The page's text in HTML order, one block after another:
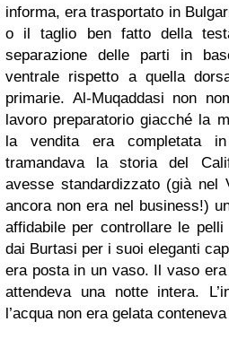
informa, era trasportato in
o il taglio ben fatto della
separazione delle parti in
ventrale rispetto a quella
primarie. Al-Muqaddasi non
lavoro preparatorio giacché la
la vendita era completata
tramandava la storia del
avesse standardizzato (già nel
ancora non era nel business!)
affidabile per controllare le
dai Burtasi per i suoi eleganti
era posta in un vaso. Il vaso
attendeva una notte intera.
l’acqua non era gelata